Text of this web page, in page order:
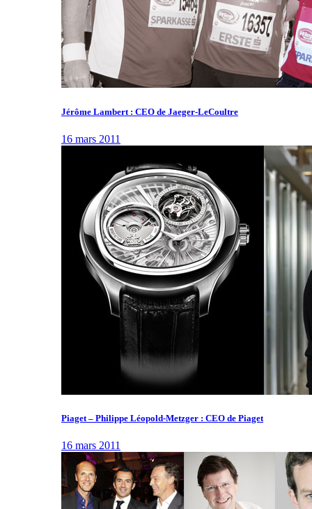
Jérôme Lambert : CEO de Jaeger-LeCoultre
16 mars 2011
Piaget – Philippe Léopold-Metzger : CEO de Piaget
16 mars 2011